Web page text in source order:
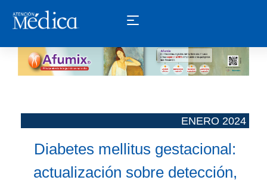
ENERO 2024 ­
Diabetes mellitus gestacional:
actualización sobre detección,